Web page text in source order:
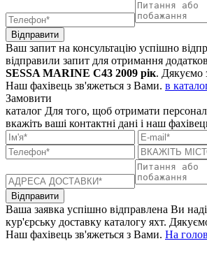
Відправити
Ваш запит на консультацію успішно
відправили запит для отримання
SESSA MARINE C43 2009 рік. Дякуємо
Наш фахівець зв'яжеться з Вами. в
Замовити
каталог Для того, щоб отримати
вкажіть ваші контактні дані і наш
Відправити
Ваша заявка успішно відправлена Ви
кур'єрську доставку каталогу яхт.
Наш фахівець зв'яжеться з Вами. На